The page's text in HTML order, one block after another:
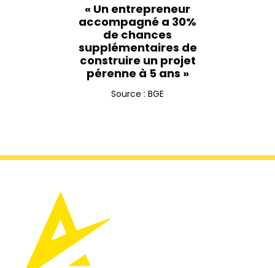
« Un entrepreneur
accompagné a 30%
de chances
supplémentaires de
construire un projet
pérenne à 5 ans »
Source : BGE